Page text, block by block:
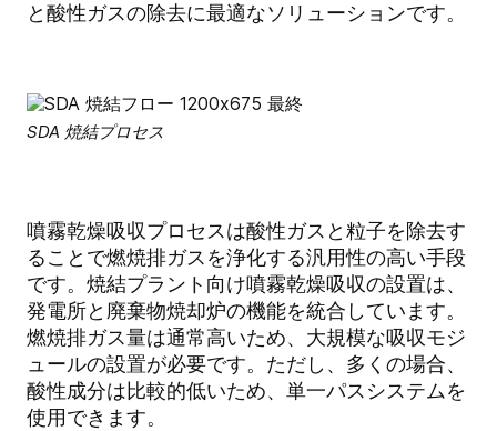
と酸性ガスの除去に最適なソリューションです。
SDA 焼結プロセス
噴霧乾燥吸収プロセスは酸性ガスと粒子を除去す
ることで燃焼排ガスを浄化する汎用性の高い手段
です。焼結プラント向け噴霧乾燥吸収の設置は、
発電所と廃棄物焼却炉の機能を統合しています。
燃焼排ガス量は通常高いため、大規模な吸収モジ
ュールの設置が必要です。ただし、多くの場合、
酸性成分は比較的低いため、単一パスシステムを
使用できます。